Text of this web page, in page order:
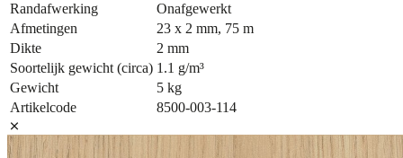
Randafwerking
Onafgewerkt
Afmetingen
23 x 2 mm, 75 m
Dikte
2 mm
Soortelijk gewicht (circa) 1.1 g/m³
Gewicht
5 kg
Artikelcode
8500-003-114